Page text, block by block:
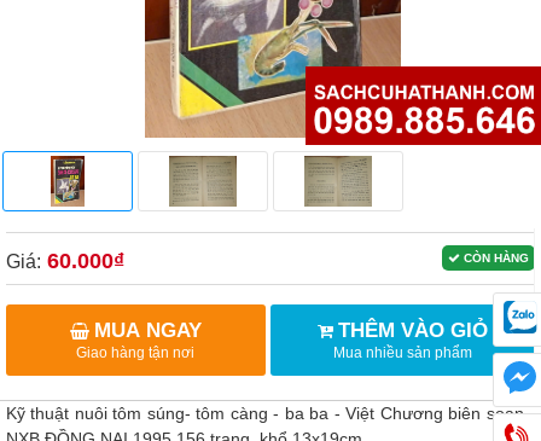
CÒN HÀNG
Giá: 60.000₫
MUA NGAY
Giao hàng tận nơi
THÊM VÀO GIỎ
Mua nhiều sản phẩm
Kỹ thuật nuôi tôm súng- tôm càng - ba ba - Việt Chương biên soạn -